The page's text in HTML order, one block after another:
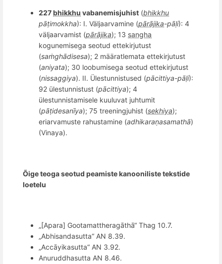
227 bhikkhu vabanemisjuhist (bhikkhu
pāṭimokkha): I. Väljaarvamine (pārājika-pāḷi): 4
väljaarvamist (pārājika); 13 sangha
kogunemisega seotud ettekirjutust
(saṁghādisesa); 2 määratlemata ettekirjutust
(aniyata); 30 loobumisega seotud ettekirjutust
(nissaggiya). II. Ülestunnistused (pācittiya-pāḷi):
92 ülestunnistust (pācittiya); 4
ülestunnistamisele kuuluvat juhtumit
(pāṭidesanīya); 75 treeningjuhist (sekhiya);
eriarvamuste rahustamine (adhikaraṇasamathā)
(Vinaya).
Õige teogaseotud peamistekanooniliste tekstide
loetelu
„[Apara] Gootamattheragāthā“ Thag 10.7.
„Abhisandasutta“ AN 8.39.
„Accāyikasutta“ AN 3.92.
Anuruddhasutta AN 8.46.